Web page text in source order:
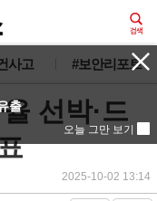
사고 #보안리포트
선박·드
2025-10-02 13:14
출
오늘 그만 보기